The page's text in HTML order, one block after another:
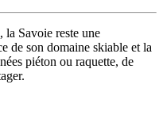
Savoie reste une
de son domaine skiable et la
piéton ou raquette, de